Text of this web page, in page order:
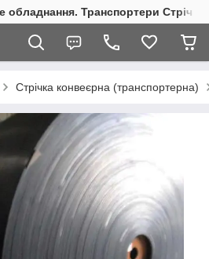
обладнання. Транспортери
Стрічка конвеєрна (транспортерна)